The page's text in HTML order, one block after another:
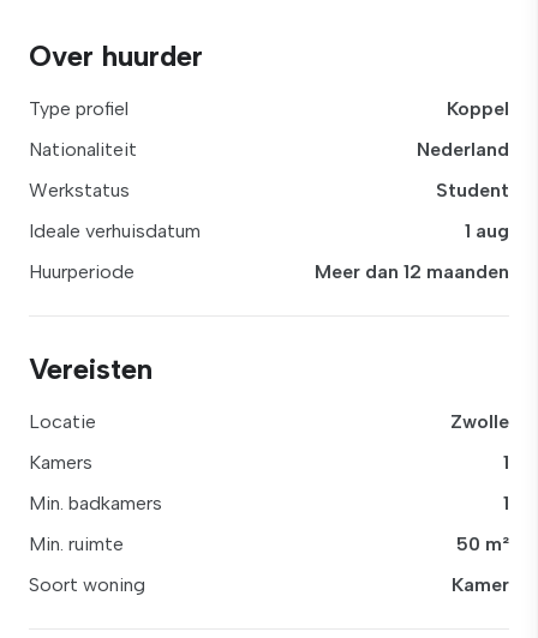
Over huurder
Type profiel
Koppel
Nationaliteit
Nederland
Werkstatus
Student
Ideale verhuisdatum
1 aug
Huurperiode
Meer dan 12 maanden
Vereisten
Locatie
Zwolle
Kamers
1
Min. badkamers
1
Min. ruimte
50 m²
Soort woning
Kamer